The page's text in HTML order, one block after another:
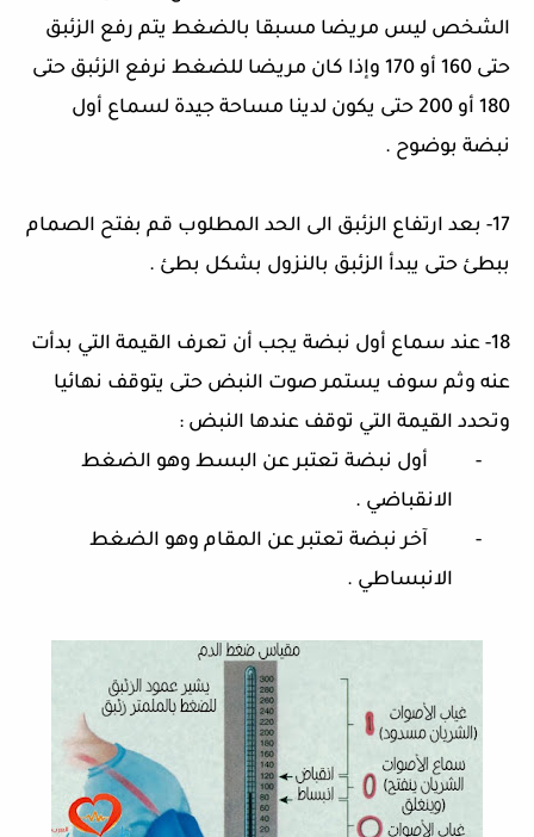
الشخص ليس مريضا مسبقا بالضغط يتم رفع الزئبق
حتى 160 أو 170 وإذا كان مريضا للضغط نرفع الزئبق حتى
180 أو 200 حتى يكون لدينا مساحة جيدة لسماع أول
نبضة بوضوح .
17-
بعد ارتفاع الزئبق الى الحد المطلوب قم بفتح الصمام
ببطئ حتى يبدأ الزئبق بالنزول بشكل بطئ .
18- عند سماع أول نبضة يجب أن تعرف القيمة التي بدأت
عنه وثم سوف يستمر صوت النبض حتى يتوقف نهائيا
وتحدد القيمة التي توقف عندها النبض :
-
أول نبضة تعتبر عن البسط وهو الضغط
الانقباضي .
-
آخر نبضة تعتبر عن المقام وهو الضغط
الانبساطي .